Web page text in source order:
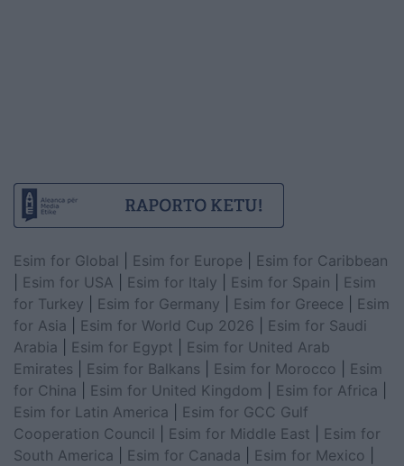
Esim for Global Esim for Europe
Esim for Caribbean
Esim for USA Esim for Italy Esim for Spain
Esim
for Turkey
Esim for Germany Esim for Greece
Esim
for Asia
Esim for World Cup 2026
Esim for Saudi
Arabia
Esim for Egypt
Esim for United Arab
Emirates
Esim for Balkans Esim for Morocco
Esim
for China
Esim for United Kingdom Esim for Africa
Esim for Latin America
Esim for GCC Gulf
Cooperation Council
Esim for Middle East
Esim for
South America
Esim for Canada Esim for Mexico